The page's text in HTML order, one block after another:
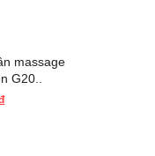
massage
G20..